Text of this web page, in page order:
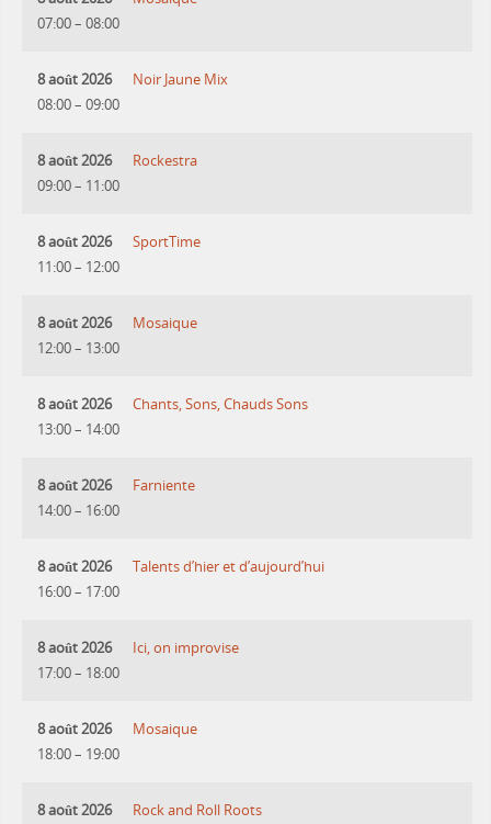
07:00– 08:00
8 août 2026
08:00– 09:00
Noir Jaune Mix
8 août 2026
09:00– 11:00
Rockestra
8 août 2026
11:00– 12:00
SportTime
8 août 2026
12:00– 13:00
Mosaique
8 août 2026
13:00– 14:00
Chants, Sons, Chauds Sons
8 août 2026
14:00– 16:00
Farniente
8 août 2026
16:00– 17:00
Talents d’hier et d’aujourd’hui
8 août 2026
17:00– 18:00
Ici, on improvise
8 août 2026
18:00– 19:00
Mosaique
8 août 2026
Rock and Roll Roots